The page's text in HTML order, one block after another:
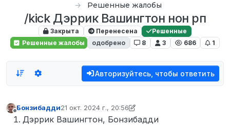
Решенные жалобы
/kick Дэррик Вашингтон нон рп
Закрыта Перенесена
Решенные
Решенные жалобы
одобрено 8 3 686 1
Авторизуйтесь, чтобы ответить
Не в сети
Бонзибадди21 окт. 2024 г., 20:56
отредактировано Tekoy
Дэррик Вашингтон, Бонзибадди